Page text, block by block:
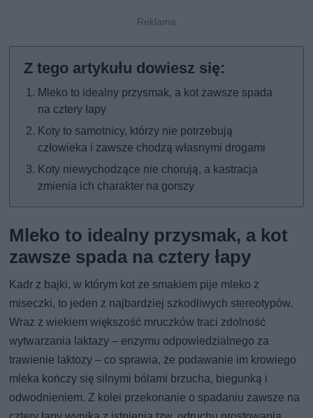
Mleko to idealny przysmak, a kot zawsze spada
na cztery łapy
Koty to samotnicy, którzy nie potrzebują
człowieka i zawsze chodzą własnymi drogami
Koty niewychodzące nie chorują, a kastracja
zmienia ich charakter na gorszy
Mleko to idealny przysmak, a kot
zawsze spada na cztery łapy
Kadr z bajki, w którym kot ze smakiem pije mleko z
miseczki, to jeden z najbardziej szkodliwych stereotypów.
Wraz z wiekiem większość mruczków traci zdolność
wytwarzania laktazy – enzymu odpowiedzialnego za
trawienie laktozy – co sprawia, że podawanie im krowiego
mleka kończy się silnymi bólami brzucha, biegunką i
odwodnieniem. Z kolei przekonanie o spadaniu zawsze na